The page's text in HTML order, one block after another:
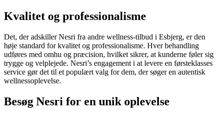
Kvalitet og professionalisme
Det, der adskiller Nesri fra andre wellness-tilbud i Esbjerg, er den
høje standard for kvalitet og professionalisme. Hver behandling
udføres med omhu og præcision, hvilket sikrer, at kunderne føler sig
trygge og velplejede. Nesri’s engagement i at levere en førsteklasses
service gør det til et populært valg for dem, der søger en autentisk
wellnessoplevelse.
Besøg Nesri for en unik oplevelse